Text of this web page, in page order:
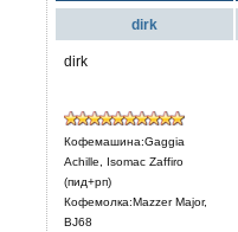
dirk
dirk
Кофемашина:Gaggia
Achille, Isomac Zaffiro
(пид+рп)
Кофемолка:Mazzer Major,
BJ68